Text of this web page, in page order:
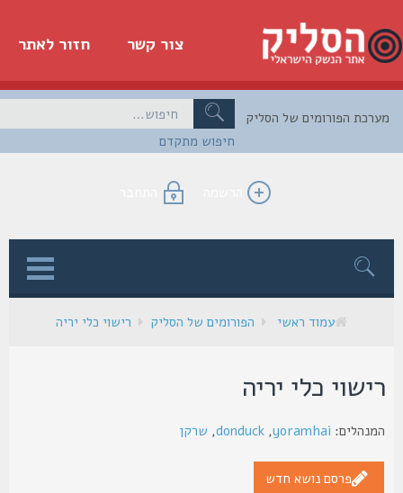
חזור לאתר צור קשר
חיפוש מתקדם
הפורומים של הסליק
הרשמה התחבר
עמוד ראשי הפורומים של הסליק רישוי כלי יריה
כלי יריה
yoramhai
,
donduck
,שרקן
פרסם נושא חדש